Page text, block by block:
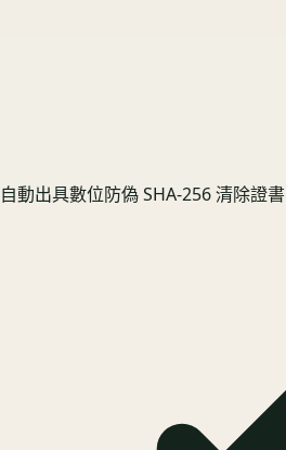
自動出具數位防偽 SHA-256 清除證書